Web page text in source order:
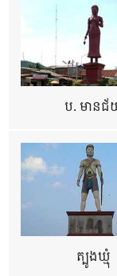
ប. មាន
ត្បូងឃ្មុំ